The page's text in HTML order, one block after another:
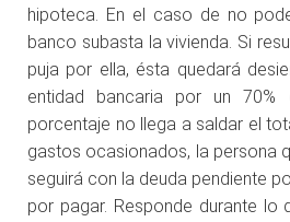
hipoteca. En el caso de no
banco subasta la vivienda. Si
puja por ella, ésta quedará
entidad bancaria por un
porcentaje no llega a saldar el
gastos ocasionados, la persona
seguirá con la deuda pendiente
por pagar. Responde durante lo